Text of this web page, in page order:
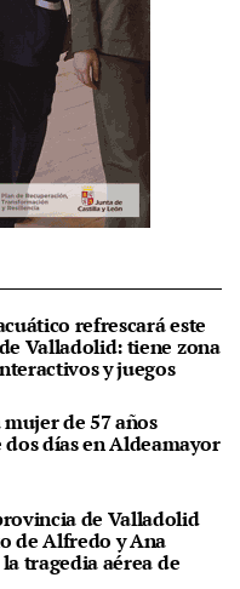
refrescará este
Valladolid: tiene zona
y juegos
de 57 años
días en Aldeamayor
de Valladolid
de Alfredo y Ana
tragedia aérea de